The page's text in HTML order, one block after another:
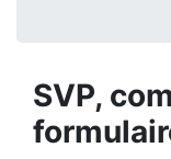
SVP,